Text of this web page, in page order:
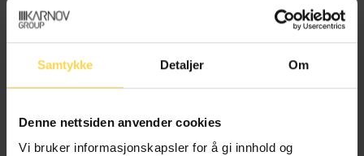
Samtykke Detaljer Om
Denne nettsiden anvender cookies
Vi bruker informasjonskapsler for å gi innhold og
Forbruker-, kjøps- og konkurranserett
Næringsrett